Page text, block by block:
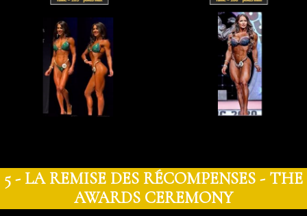
5 - LA REMISE DES RÉCOMPENSES - THE
AWARDS CEREMONY